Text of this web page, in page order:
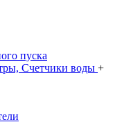
пуска
Счетчики воды +